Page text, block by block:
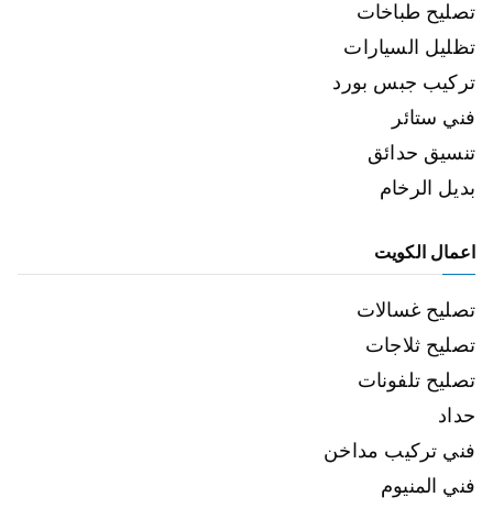
تصليح طباخات
تظليل السيارات
تركيب جبس بورد
فني ستائر
تنسيق حدائق
بديل الرخام
اعمال الكويت
تصليح غسالات
تصليح ثلاجات
تصليح تلفونات
حداد
فني تركيب مداخن
فني المنيوم